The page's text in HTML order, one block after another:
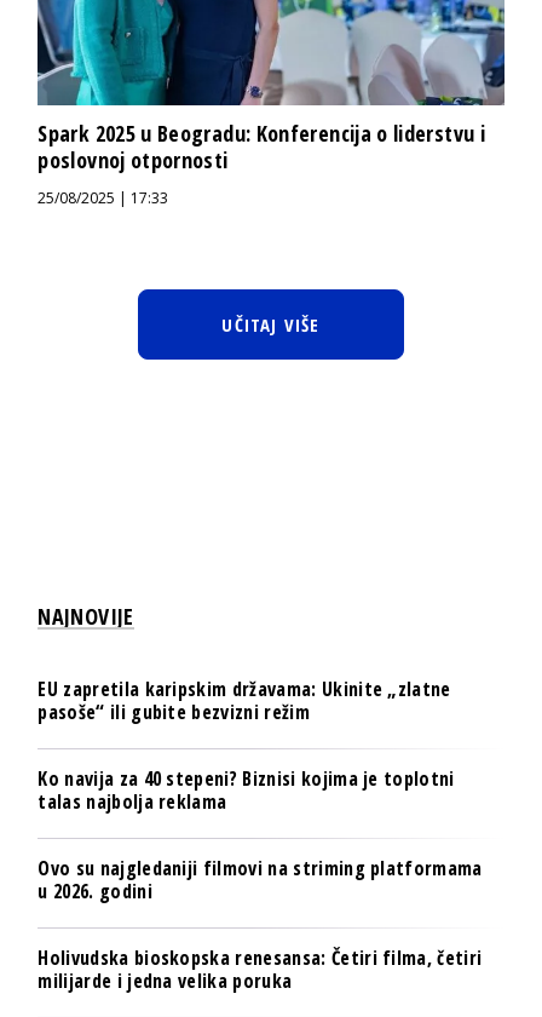
Spark 2025 u Beogradu: Konferencija o liderstvu i
poslovnoj otpornosti
25/08/2025 | 17:33
UČITAJ VIŠE
NAJNOVIJE
EU zapretila karipskim državama: Ukinite „zlatne
pasoše“ ili gubite bezvizni režim
Ko navija za 40 stepeni? Biznisi kojima je toplotni
talas najbolja reklama
Ovo su najgledaniji filmovi na striming platformama
u 2026. godini
Holivudska bioskopska renesansa: Četiri filma, četiri
milijarde i jedna velika poruka